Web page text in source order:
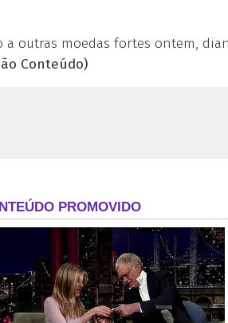
a outras moedas fortes ontem,
Conteúdo)